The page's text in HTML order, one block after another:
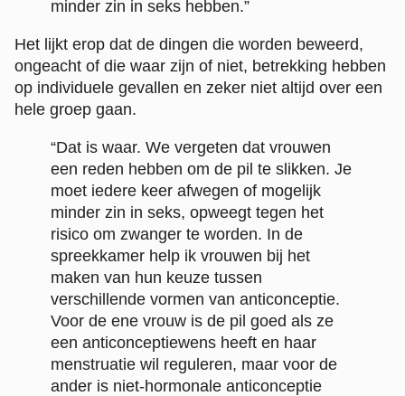
minder zin in seks hebben.”
Het lijkt erop dat de dingen die worden beweerd,
ongeacht of die waar zijn of niet, betrekking hebben
op individuele gevallen en zeker niet altijd over een
hele groep gaan.
“Dat is waar. We vergeten dat vrouwen
een reden hebben om de pil te slikken. Je
moet iedere keer afwegen of mogelijk
minder zin in seks, opweegt tegen het
risico om zwanger te worden. In de
spreekkamer help ik vrouwen bij het
maken van hun keuze tussen
verschillende vormen van anticonceptie.
Voor de ene vrouw is de pil goed als ze
een anticonceptiewens heeft en haar
menstruatie wil reguleren, maar voor de
ander is niet-hormonale anticonceptie